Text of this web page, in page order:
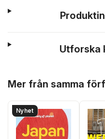
Utforska
Mer från samma
Nyhet